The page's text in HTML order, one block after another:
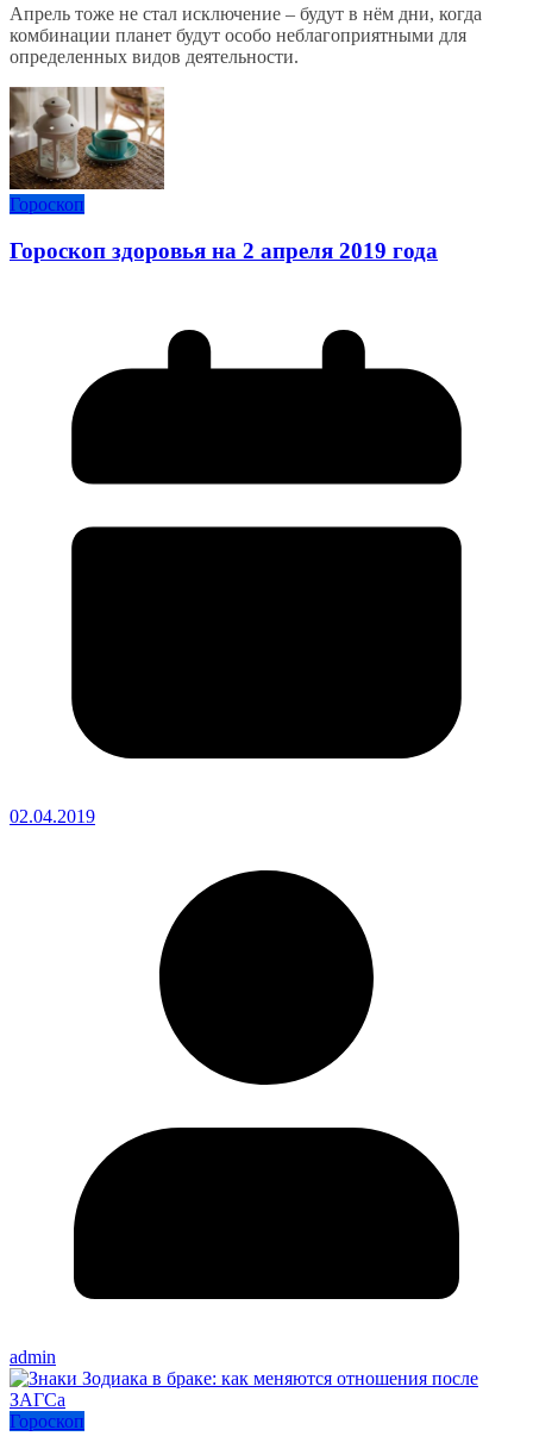
Апрель тоже не стал исключение – будут в нём дни, когда
комбинации планет будут особо неблагоприятными для
определенных видов деятельности.
Гороскоп
Гороскоп здоровья на 2 апреля 2019 года
02.04.2019
admin
Гороскоп